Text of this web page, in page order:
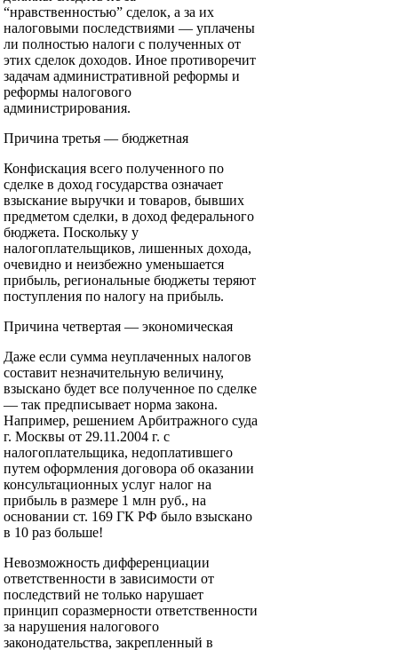
“нравственностью” сделок, а за их
налоговыми последствиями — уплачены
ли полностью налоги с полученных от
этих сделок доходов. Иное противоречит
задачам административной реформы и
реформы налогового
администрирования.
Причина третья — бюджетная
Конфискация всего полученного по
сделке в доход государства означает
взыскание выручки и товаров, бывших
предметом сделки, в доход федерального
бюджета. Поскольку у
налогоплательщиков, лишенных дохода,
очевидно и неизбежно уменьшается
прибыль, региональные бюджеты теряют
поступления по налогу на прибыль.
Причина четвертая — экономическая
Даже если сумма неуплаченных налогов
составит незначительную величину,
взыскано будет все полученное по сделке
— так предписывает норма закона.
Например, решением Арбитражного суда
г. Москвы от 29.11.2004 г. с
налогоплательщика, недоплатившего
путем оформления договора об оказании
консультационных услуг налог на
прибыль в размере 1 млн руб., на
основании ст. 169 ГК РФ было взыскано
в 10 раз больше!
Невозможность дифференциации
ответственности в зависимости от
последствий не только нарушает
принцип соразмерности ответственности
за нарушения налогового
законодательства, закрепленный в